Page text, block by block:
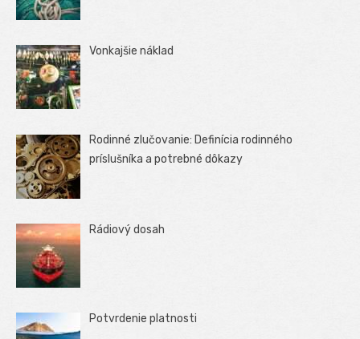
Vonkajšie náklad
Rodinné zlučovanie: Definícia rodinného
príslušníka a potrebné dôkazy
Rádiový dosah
Potvrdenie platnosti